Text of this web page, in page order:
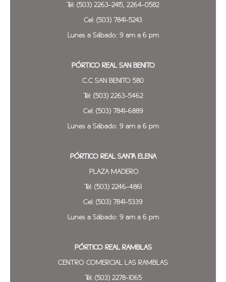
Tel: (503) 2263-2415, 2264-0582
Cel: (503) 7841-5243
Lunes a Sábado: 9 am a 6 pm
PÓRTICO REAL SAN BENITO
C.C SAN BENITO 580
Tel: (503) 2263-5462
Cel: (503) 7841-6889
Lunes a Sábado: 9 am a 6 pm
PÓRTICO REAL SANTA ELENA
PLAZA MADERO
Tel: (503) 2246-4861
Cel: (503) 7841-5339
Lunes a Sábado: 9 am a 6 pm
PÓRTICO REAL RAMBLAS
CENTRO COMERCIAL LAS RAMBLAS
Tel: (503) 2278-1065